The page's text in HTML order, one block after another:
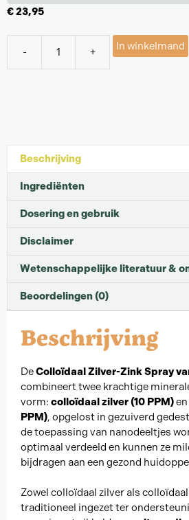
€23,95
- + In winkelmand
Beschrijving
Ingrediënten
Dosering en gebruik
Disclaimer
Wetenschappelijke literatuur &
Beoordelingen (0)
Beschrijving
DeColloïdaal Zilver-Zink Spray
combineert twee krachtige
vorm: colloïdaal zilver (10 PPM)en
PPM), opgelost in gezuiverd
de toepassing van nanodeeltjes
optimaal verdeeld en kunnen ze
bijdragen aan een gezond
Zowel colloïdaal zilver als
traditioneel ingezet ter